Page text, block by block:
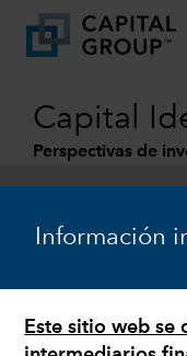
Información
Este sitio web se
Capital
Perspectivas de